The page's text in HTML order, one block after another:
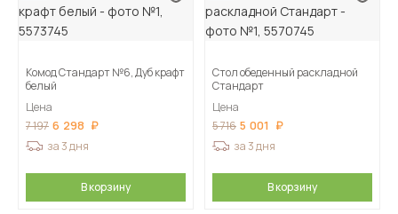
Комод Стандарт №6, Дуб крафт
белый
Цена
7 197 6 298
за 3 дня
В корзину
Стол обеденный раскладной
Стандарт
Цена
5 716 5 001
за 3 дня
В корзину